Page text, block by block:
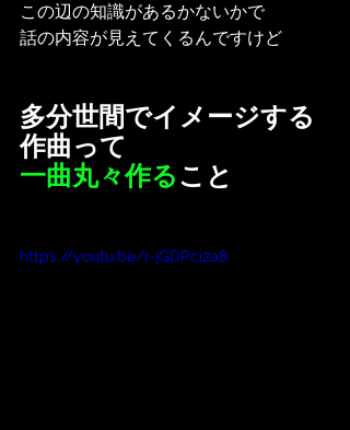
この辺の知識があるかないかで
話の内容が見えてくるんですけど
多分世間でイメージする
作曲って
一曲丸々作ること
https://youtu.be/r-jGDPci2a8